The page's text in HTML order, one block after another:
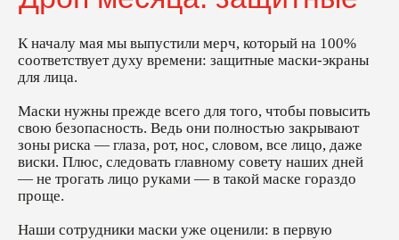
Наши
первую
средством
Saperavi Cafe
маски — 400
рублей.
К началу мая мы выпустили мерч, который на 100%
соответствует духу времени: защитные маски-экраны
для лица.
Маски нужны прежде всего для того, чтобы повысить
свою безопасность. Ведь они полностью закрывают
зоны риска — глаза, рот, нос, словом, все лицо, даже
виски. Плюс, следовать главному совету наших дней
— не трогать лицо руками — в такой маске гораздо
проще.
Наши сотрудники маски уже оценили: в первую